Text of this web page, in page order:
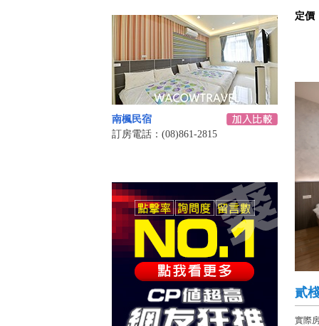
南楓民宿
訂房電話：(08)861-2815
定價
貳
實際